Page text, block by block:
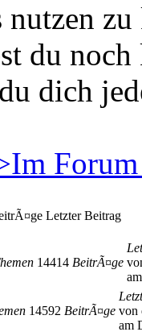
nutzen
du
dich
Letzter Beitrag
14414 BeitrÃ¤ge
14592 BeitrÃ¤ge von
am